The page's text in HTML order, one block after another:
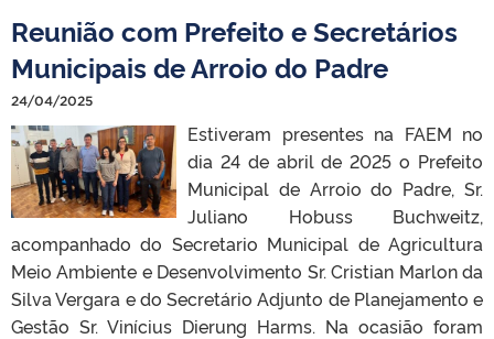
TELEFONES
Reunião com Prefeito e Secretários
Municipais de Arroio do Padre
24/04/2025
Estiveram presentes na FAEM no
dia 24 de abril de 2025 o Prefeito
Municipal de Arroio do Padre, Sr.
Juliano Hobuss Buchweitz,
acompanhado do Secretario Municipal de Agricultura
Meio Ambiente e Desenvolvimento Sr. Cristian Marlon da
Silva Vergara e do Secretário Adjunto de Planejamento e
Gestão Sr. Vinícius Dierung Harms. Na ocasião foram